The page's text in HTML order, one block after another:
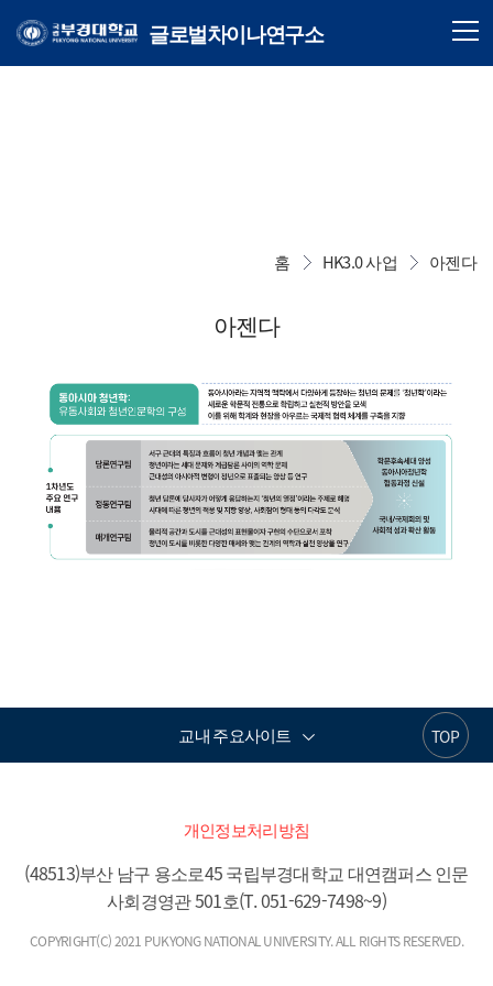
글로벌차이나연구소
홈 HK3.0 사업 아젠다
아젠다
TOP
교내 주요사이트
개인정보처리방침
(48513)부산 남구 용소로45 국립부경대학교 대연캠퍼스 인문
사회경영관 501호(T. 051-629-7498~9)
COPYRIGHT(C) 2021 PUKYONG NATIONAL UNIVERSITY. ALL RIGHTS RESERVED.